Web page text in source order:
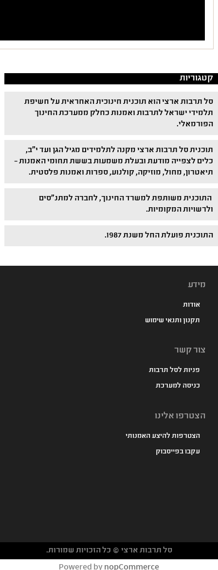
קטגוריות
סל תרבות ארצי הוא תוכנית חינוכית האחראית על חשיפת
תלמידי ישראל לתרבות ואמנות כחלק ממערכת החינוך
הפורמאלי.
תוכנית סל תרבות ארצי מקנה לתלמידים מגיל הגן ועד י"ב,
כלים לצפייה מודעת ובעלת משמעות בששת תחומי האמנות –
תיאטרון, מחול, מוזיקה, קולנוע, ספרות ואמנות פלסטית.
התוכנית משותפת למשרד החינוך, לחברה למתנ"סים
ולרשויות המקומיות.
התוכנית פועלת החל משנת 1987.
מידע
אודות
תקנון ותנאי שימוש
צור קשר
פניות לסל תרבות
כניסה למערכת
הצטרפו אלינו
הצטרפות להיצע האמנותי
עקבו בפייסבוק
סל תרבות ארצי © כל הזכויות שמורות.
Powered by nopCommerce